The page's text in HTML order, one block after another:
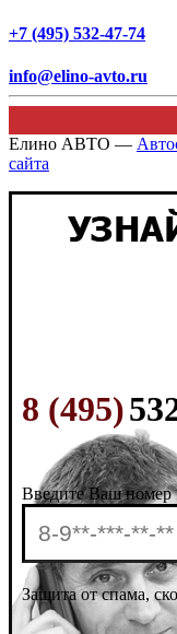
+7 (495) 532-47-74
info@elino-avto.ru
Елино АВТО —
сайта
8 (495)
Введите Ваш номер
Защита от спама,